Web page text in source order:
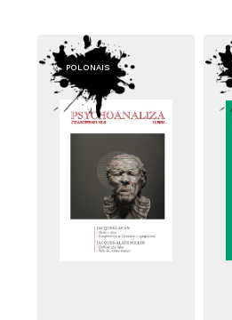
POLONAIS